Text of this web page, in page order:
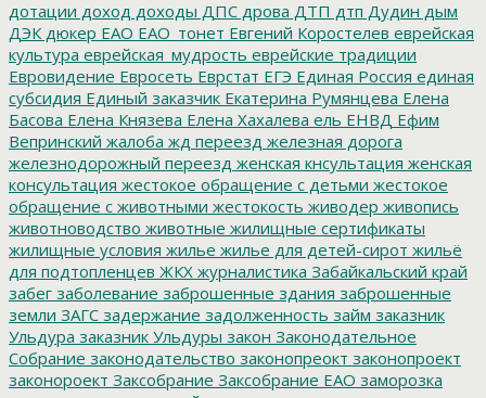
дотации доход доходы ДПС дрова ДТП дтп Дудин дым
ДЭК дюкер ЕАО ЕАО_тонет Евгений Коростелев еврейская
культура еврейская_мудрость еврейские традиции
Евровидение Евросеть Еврстат ЕГЭ Единая Россия единая
субсидия Единый заказчик Екатерина Румянцева Елена
Басова Елена Князева Елена Хахалева ель ЕНВД Ефим
Вепринский жалоба жд переезд железная дорога
железнодорожный переезд женская кнсультация женская
консультация жестокое обращение с детьми жестокое
обращение с животными жестокость живодер живопись
животноводство животные жилищные сертификаты
жилищные условия жилье жилье для детей-сирот жильё
для подтопленцев ЖКХ журналистика Забайкальский край
забег заболевание заброшенные здания заброшенные
земли ЗАГС задержание задолженность займ заказник
Ульдура заказник Ульдуры закон Законодательное
Собрание законодательство законопреокт законопроект
законороект Заксобрание Заксобрание ЕАО заморозка